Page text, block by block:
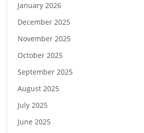
January 2026
December 2025
November 2025
October 2025
September 2025
August 2025
July 2025
June 2025